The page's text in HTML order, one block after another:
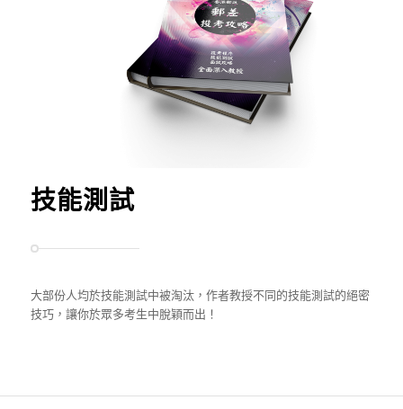
技能測試
大部份人均於技能測試中被淘汰，作者教授不同的技能測試的絕密
技巧，讓你於眾多考生中脫穎而出！